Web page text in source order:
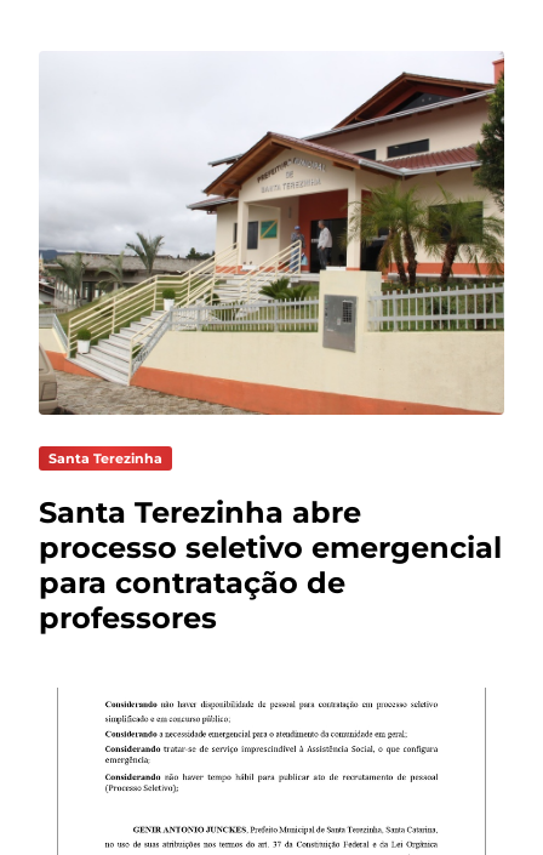
Santa Terezinha
Santa Terezinha abre
processo seletivo emergencial
para contratação de
professores